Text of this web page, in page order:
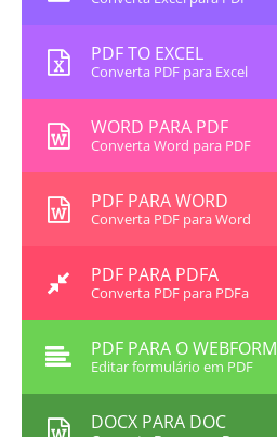
PDF TO EXCEL
Converta PDF para Excel
WORD PARA PDF
Converta Word para PDF
PDF PARA WORD
Converta PDF para Word
PDF PARA PDFA
Converta PDF para PDFa
PDF PARA O WEBFORM
Editar formulário em PDF
DOCX PARA DOC